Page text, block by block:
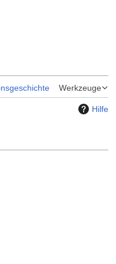
Werkzeuge
Hilfe